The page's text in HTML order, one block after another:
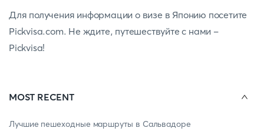
Для получения информации о визе в Японию посетите
Pickvisa.com. Не ждите, путешествуйте с нами -
Pickvisa!
MOST RECENT
Лучшие пешеходные маршруты в Сальвадоре